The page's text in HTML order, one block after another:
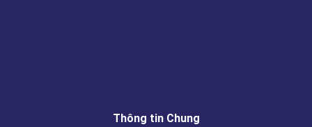
Thông tin Chung